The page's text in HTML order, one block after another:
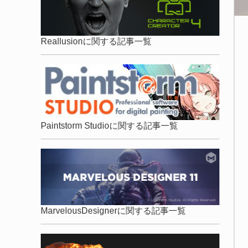
Reallusionに関する記事一覧
Paintstorm Studioに関する記事一覧
MarvelousDesignerに関する記事一覧